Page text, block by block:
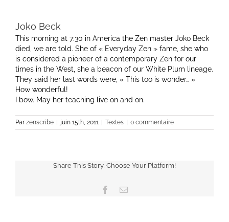
Joko Beck
This morning at 7:30 in America the Zen master Joko Beck
died, we are told. She of « Everyday Zen » fame, she who
is considered a pioneer of a contemporary Zen for our
times in the West, she a beacon of our White Plum lineage.
They said her last words were, « This too is wonder… »
How wonderful!
I bow. May her teaching live on and on.
Par zenscribe juin 15th, 2011 Textes 0 commentaire
Share This Story, Choose Your Platform!
Facebook
Email